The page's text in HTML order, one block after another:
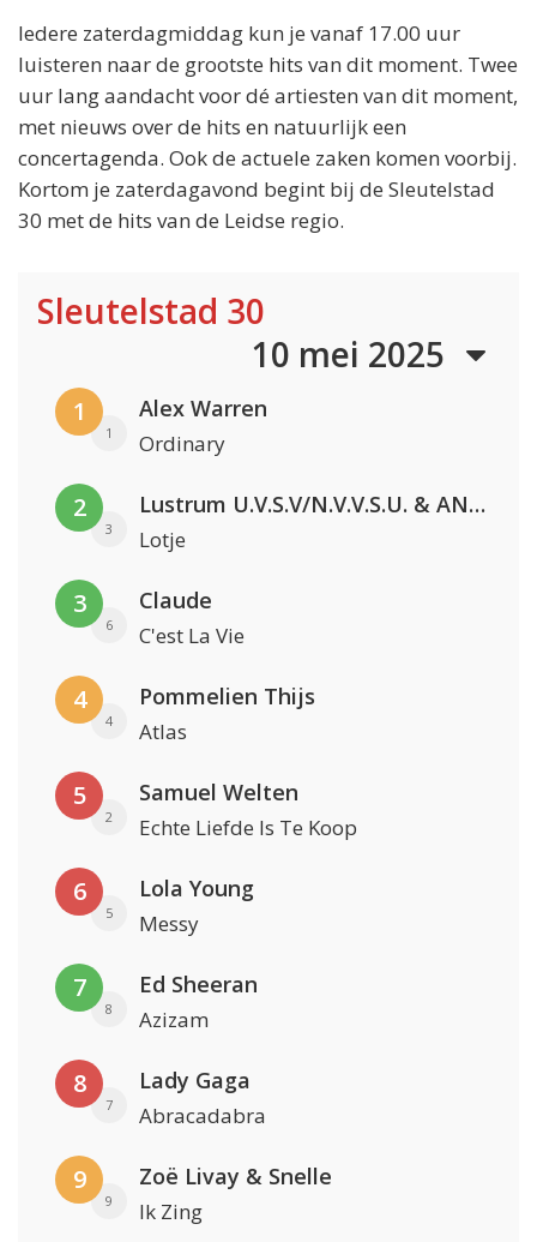
Iedere zaterdagmiddag kun je vanaf 17.00 uur
luisteren naar de grootste hits van dit moment. Twee
uur lang aandacht voor dé artiesten van dit moment,
met nieuws over de hits en natuurlijk een
concertagenda. Ook de actuele zaken komen voorbij.
Kortom je zaterdagavond begint bij de Sleutelstad
30 met de hits van de Leidse regio.
Sleutelstad 30
10 mei 2025
1
1
Alex Warren
Ordinary
2
3
Lustrum U.V.S.V/N.V.V.S.U. & ANNO ONS & Jopke van Dobbenburgh & Roeland Beelen
Lotje
3
6
Claude
C'est La Vie
4
4
Pommelien Thijs
Atlas
5
2
Samuel Welten
Echte Liefde Is Te Koop
6
5
Lola Young
Messy
7
8
Ed Sheeran
Azizam
8
7
Lady Gaga
Abracadabra
9
9
Zoë Livay & Snelle
Ik Zing